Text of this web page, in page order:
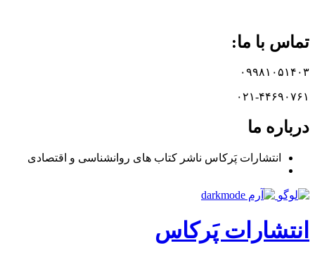
تماس با ما:
۰۹۹۸۱۰۵۱۴۰۳
۰۲۱-۴۴۶۹۰۷۶۱
درباره ما
انتشارات پَرکاس ناشر کتاب های روانشناسی و اقتصادی
انتشارات پَرکاس